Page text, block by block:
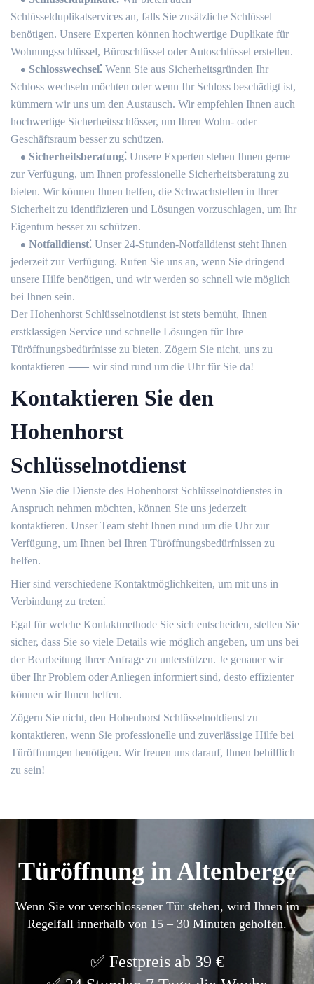
Schlüsselduplikatservices an, falls Sie zusätzliche Schlüssel
benötigen.​ Unsere Experten können hochwertige Duplikate für
Wohnungsschlüssel, Büroschlüssel oder Autoschlüssel erstellen.​
Schlosswechsel⁚ Wenn Sie aus Sicherheitsgründen Ihr
Schloss wechseln möchten oder wenn Ihr Schloss beschädigt ist,
kümmern wir uns um den Austausch.​ Wir empfehlen Ihnen auch
hochwertige Sicherheitsschlösser, um Ihren Wohn- oder
Geschäftsraum besser zu schützen.​
Sicherheitsberatung⁚ Unsere Experten stehen Ihnen gerne
zur Verfügung, um Ihnen professionelle Sicherheitsberatung zu
bieten.​ Wir können Ihnen helfen, die Schwachstellen in Ihrer
Sicherheit zu identifizieren und Lösungen vorzuschlagen, um Ihr
Eigentum besser zu schützen.​
Notfalldienst⁚ Unser 24-Stunden-Notfalldienst steht Ihnen
jederzeit zur Verfügung.​ Rufen Sie uns an, wenn Sie dringend
unsere Hilfe benötigen, und wir werden so schnell wie möglich
bei Ihnen sein.​
Der Hohenhorst Schlüsselnotdienst ist stets bemüht, Ihnen
erstklassigen Service und schnelle Lösungen für Ihre
Türöffnungsbedürfnisse zu bieten.​ Zögern Sie nicht, uns zu
kontaktieren ⸺ wir sind rund um die Uhr für Sie da!​
Kontaktieren Sie den
Hohenhorst
Schlüsselnotdienst
Wenn Sie die Dienste des Hohenhorst Schlüsselnotdienstes in
Anspruch nehmen möchten, können Sie uns jederzeit
kontaktieren.​ Unser Team steht Ihnen rund um die Uhr zur
Verfügung, um Ihnen bei Ihren Türöffnungsbedürfnissen zu
helfen.​
Hier sind verschiedene Kontaktmöglichkeiten, um mit uns in
Verbindung zu treten⁚
Egal für welche Kontaktmethode Sie sich entscheiden, stellen Sie
sicher, dass Sie so viele Details wie möglich angeben, um uns bei
der Bearbeitung Ihrer Anfrage zu unterstützen. Je genauer wir
über Ihr Problem oder Anliegen informiert sind, desto effizienter
können wir Ihnen helfen.​
Zögern Sie nicht, den Hohenhorst Schlüsselnotdienst zu
kontaktieren, wenn Sie professionelle und zuverlässige Hilfe bei
Türöffnungen benötigen. Wir freuen uns darauf, Ihnen behilflich
zu sein!
Türöffnung in Altenberge
Wenn Sie vor verschlossener Tür stehen, wird Ihnen im
Regelfall innerhalb von 15 – 30 Minuten geholfen.
Festpreis ab 39 €